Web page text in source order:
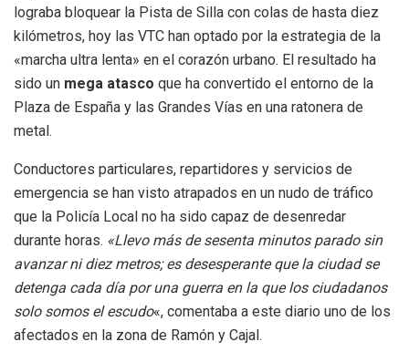
lograba bloquear la Pista de Silla con colas de hasta diez
kilómetros, hoy las VTC han optado por la estrategia de la
«marcha ultra lenta» en el corazón urbano. El resultado ha
sido un mega atasco que ha convertido el entorno de la
Plaza de España y las Grandes Vías en una ratonera de
metal.
Conductores particulares, repartidores y servicios de
emergencia se han visto atrapados en un nudo de tráfico
que la Policía Local no ha sido capaz de desenredar
durante horas. «Llevo más de sesenta minutos parado sin
avanzar ni diez metros; es desesperante que la ciudad se
detenga cada día por una guerra en la que los ciudadanos
solo somos el escudo«, comentaba a este diario uno de los
afectados en la zona de Ramón y Cajal.